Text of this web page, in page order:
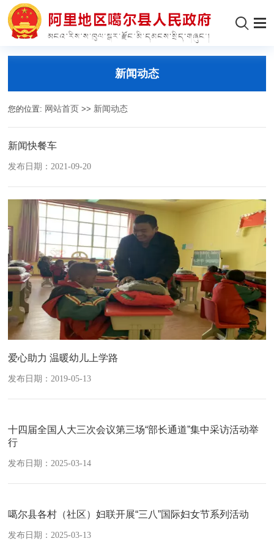
新闻动态
您的位置: 网站首页 >> 新闻动态
新闻快餐车
发布日期：2021-09-20
爱心助力 温暖幼儿上学路
发布日期：2019-05-13
十四届全国人大三次会议第三场“部长通道”集中采访活动举
行
发布日期：2025-03-14
噶尔县各村（社区）妇联开展“三八”国际妇女节系列活动
发布日期：2025-03-13